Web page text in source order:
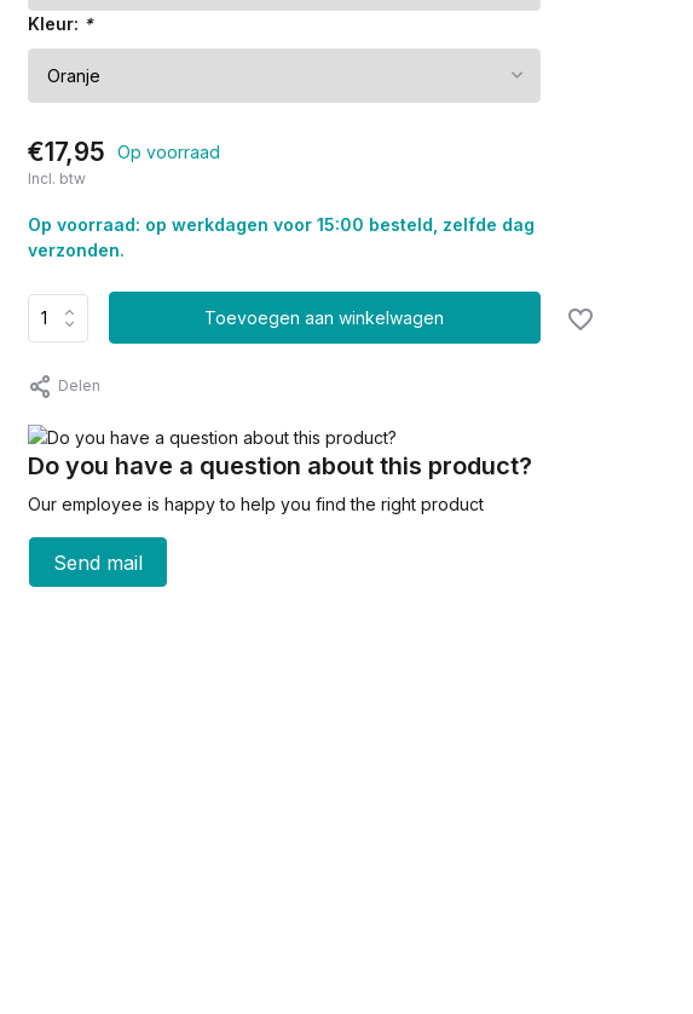
Kleur: *
€17,95 Op voorraad
Incl. btw
Op voorraad: op werkdagen voor 15:00 besteld, zelfde dag
verzonden.
Toevoegen aan winkelwagen
Delen
Do you have a question about this product?
Our employee is happy to help you find the right product
Send mail